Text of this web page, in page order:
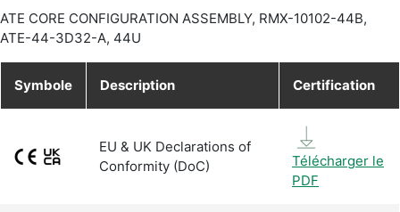
ATE CORE CONFIGURATION ASSEMBLY, RMX-10102-44B,
ATE-44-3D32-A, 44U
Symbole Description Certification
EU & UK Declarations of
Conformity (DoC)
Télécharger le
PDF